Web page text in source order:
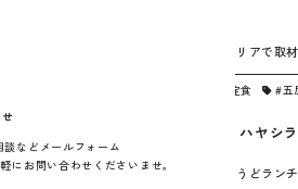
などメールフォーム
にお問い合わせくださいませ。
＠東京です。 先日のこと。五反田エリアで
日 洋食・定食 #五
メ】グリルエフ｜玉ねぎモリモリ！ハヤ
＠東京です。 先日『五反田』でちょうどラ